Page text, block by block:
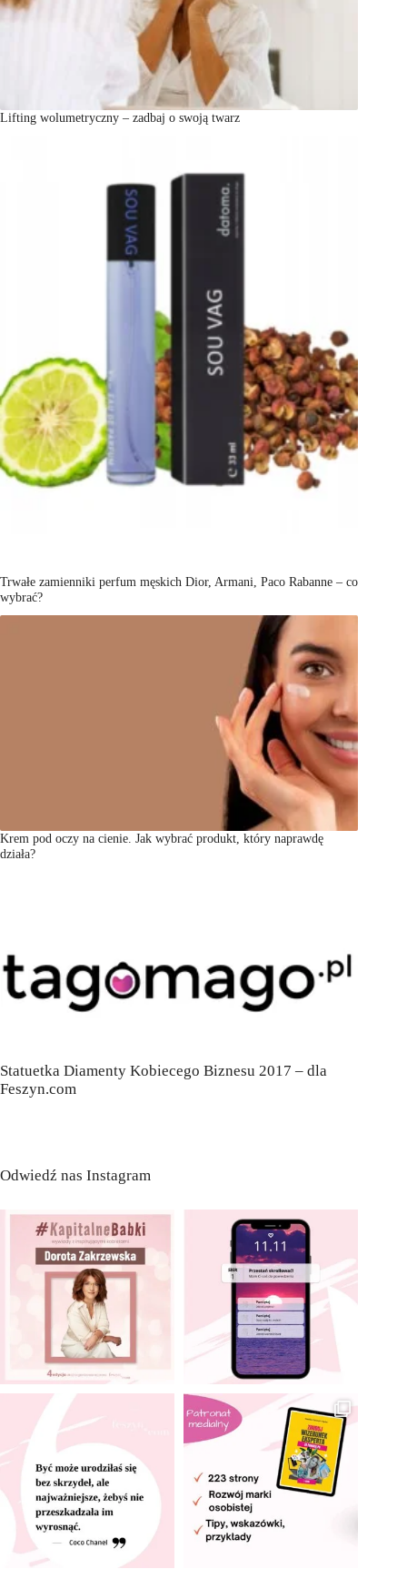
Lifting wolumetryczny – zadbaj o swoją twarz
Trwałe zamienniki perfum męskich Dior, Armani, Paco Rabanne – co
wybrać?
Krem pod oczy na cienie. Jak wybrać produkt, który naprawdę
działa?
Statuetka Diamenty Kobiecego Biznesu 2017 – dla
Feszyn.com
Odwiedź nas Instagram